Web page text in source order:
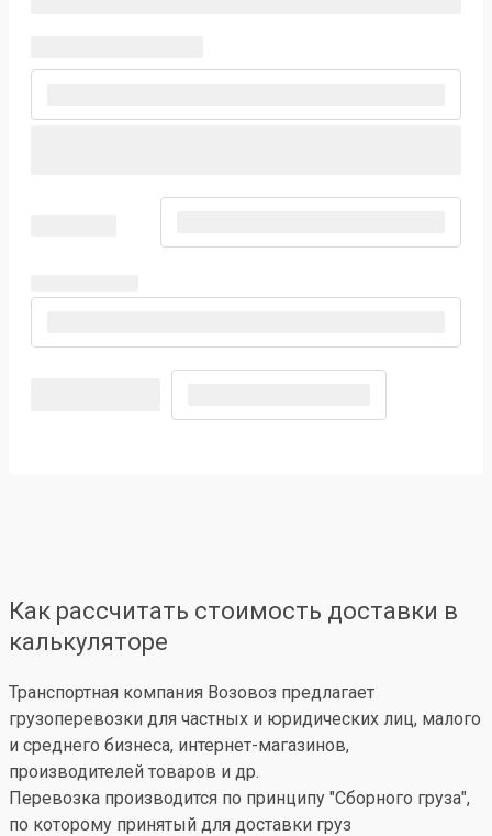
Как рассчитать стоимость доставки в
калькуляторе
Транспортная компания Возовоз предлагает
грузоперевозки для частных и юридических лиц, малого
и среднего бизнеса, интернет-магазинов,
производителей товаров и др.
Перевозка производится по принципу "Сборного груза",
по которому принятый для доставки груз